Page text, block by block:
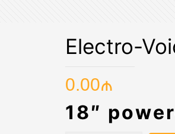
Electro-
0.00₼
18″